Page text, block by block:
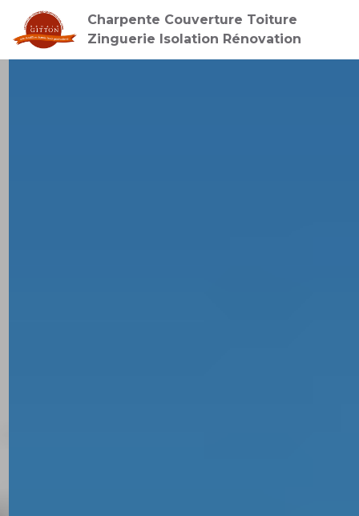
Charpente Couverture Toiture
Zinguerie Isolation Rénovation